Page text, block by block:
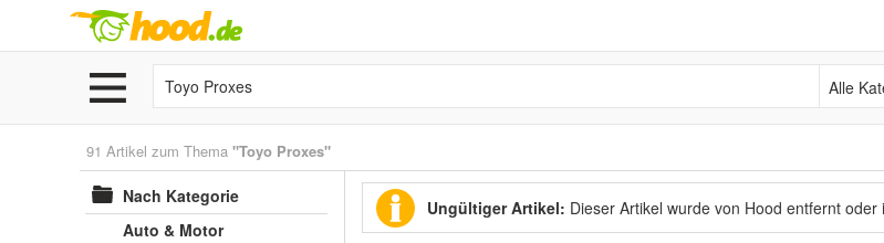
Alle
91 Artikel zum Thema "Toyo Proxes"
Nach Kategorie
Auto & Motor
Ungültiger Artikel: Dieser Artikel wurde von Hood entfernt